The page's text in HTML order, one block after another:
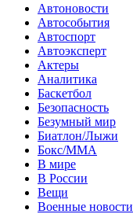
Автоновости
Автособытия
Автоспорт
Автоэксперт
Актеры
Аналитика
Баскетбол
Безопасность
Безумный мир
Биатлон/Лыжи
Бокс/MMA
В мире
В России
Вещи
Военные новости